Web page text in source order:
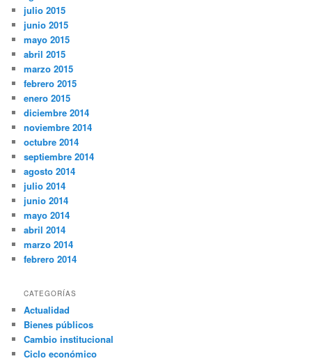
julio 2015
junio 2015
mayo 2015
abril 2015
marzo 2015
febrero 2015
enero 2015
diciembre 2014
noviembre 2014
octubre 2014
septiembre 2014
agosto 2014
julio 2014
junio 2014
mayo 2014
abril 2014
marzo 2014
febrero 2014
CATEGORÍAS
Actualidad
Bienes públicos
Cambio institucional
Ciclo económico